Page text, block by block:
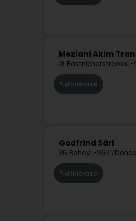
Meziani Akim
18 Bastnicherstrooss
Itinéraire
Godfrind Sàrl
36 BoheyL-9647
Itinéraire